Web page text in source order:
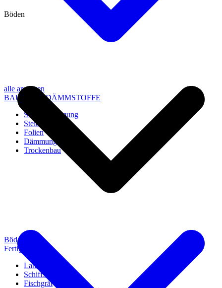
alle anzeigen
BAU- UND DÄMMSTOFFE
Steico Dämmung
Steico Zubehör
Folien
Dämmung
Trockenbau
Böden
Böden
Fertigparkett
Landhausdiele
Schiffsboden
Fischgrät